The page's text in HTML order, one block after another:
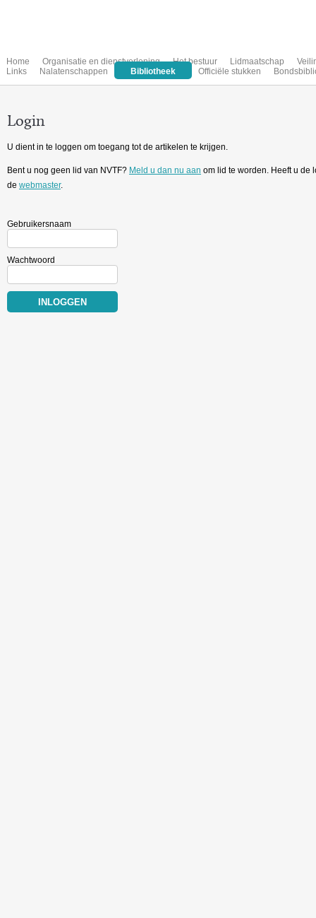
Home Organisatie en dienstverlening Het bestuur Lidmaatschap
Links
Nalatenschappen Bibliotheek Officiële stukken
Login
U dient in te loggen om toegang tot de artikelen te krijgen.
Bent u nog geen lid van NVTF? Meld u dan nu aan om lid te worden. Heeft u de
de webmaster.
Gebruikersnaam
Wachtwoord